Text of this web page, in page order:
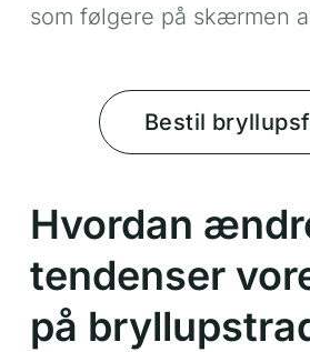
som følgere på skærmen
Bestil
Hvordan
tendenser
på